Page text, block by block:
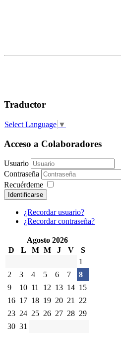
Traductor
Select Language ▼
Acceso a Colaboradores
Usuario
Contraseña
Recuérdeme
Identificarse
¿Recordar usuario?
¿Recordar contraseña?
Agosto 2026
D
L M M J V
S
1
2
3 4 5 6 7
8
9
10 11 12 13 14 15
16 17 18 19 20 21 22
23 24 25 26 27 28 29
30 31